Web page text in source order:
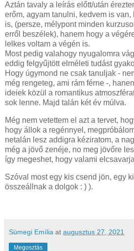
Aztán tavaly a leírás előtt/után
erőm, agyam tanulni, kedvem is
is, (persze, mélypont minden
erről beszélek), hanem hogy a
lelkes voltam a végén is.
Most pedig valahogy nyugalomra
eddig felgyűjtött elméleti tudást
Hogy úgymond ne csak tanuljak -
még rengeteg, ami rám férne -,
ideiek közül a romantikus
sok lenne. Majd talán két év múlva.
Még nem vetettem el azt a tervet,
hogy állok a regénnyel,
netalán lesz addigra kéziratom, a
még a jövő zenéje, no meg jövőre
így megeshet, hogy valami
Szóval most egy kis csend jön, egy
összeállnak a dolgok : ) ).
Sümegi Emília at augusztus 27, 2021
Megosztás